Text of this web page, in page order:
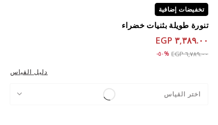
تخفيضات إضافية
تنورة طويلة بثنيات خضراء
٣,٣٨٩.٠٠ EGP
Price reduced from
٦,٧٨٩.٠٠ EGP to ٣,٣٨٩.٠٠ EGP%٥٠-
دليل القياس
اختر القياس